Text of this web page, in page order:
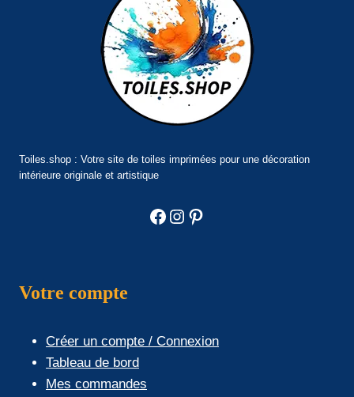
Toiles.shop : Votre site de toiles imprimées pour une décoration
intérieure originale et artistique
Facebook
Instagram
Pinterest
Votre compte
Créer un compte / Connexion
Tableau de bord
Mes commandes